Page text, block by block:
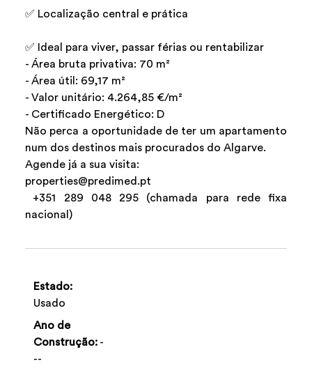
✅ Localização central e prática
✅ Ideal para viver, passar férias ou rentabilizar
- Área bruta privativa: 70 m²
- Área útil: 69,17 m²
- Valor unitário: 4.264,85 €/m²
- Certificado Energético: D
Não perca a oportunidade de ter um apartamento
num dos destinos mais procurados do Algarve.
Agende já a sua visita:
properties@predimed.pt
+351 289 048 295 (chamada para rede fixa
nacional)
Estado:
Usado
Ano de
Construção: -
--